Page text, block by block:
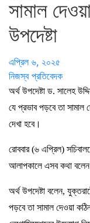
সামাল
উপদেষ্টা
এপ্রিল ৬, ২০২৫
নিজস্ব প্রতিবেদক
অর্থ উপদেষ্টা ড. সালেহ
যে প্রভাব পড়বে তা সামাল
দেখা হবে।
রোববার (৬ এপ্রিল)
আলাপকালে এসব কথা বলেন
অর্থ উপদেষ্টা বলেন,
পড়বে তা সামাল দেওয়া